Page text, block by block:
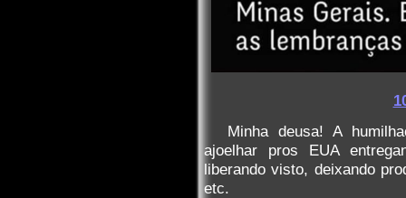
Minha deusa! A
ajoelhar pros EUA
liberando visto, deixando
etc.